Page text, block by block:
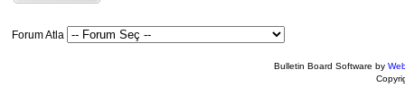
Forum Atla
Bulletin Board Software by